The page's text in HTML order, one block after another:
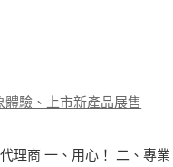
驗、上市新產品展售
理商 一、用心！ 二、專